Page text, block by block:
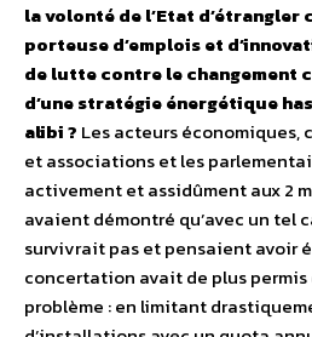
la volonté de l’Etat
porteuse d’emplois et
de lutte contre le changement
d’une stratégie énergétique
alibi ? Les acteurs
et associations et les
activement et assidûment aux 2
avaient démontré qu’avec un tel
survivrait pas et pensaient avoir
concertation avait de plus permis
problème : en limitant